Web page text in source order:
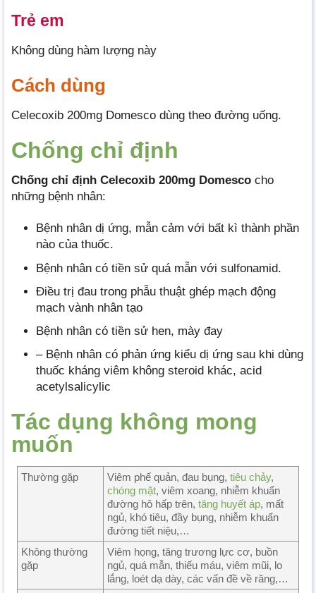
Trẻ em
Không dùng hàm lượng này
Cách dùng
Celecoxib 200mg Domesco dùng theo đường uống.
Chống chỉ định
Chống chỉ định Celecoxib 200mg Domesco cho
những bệnh nhân:
Bệnh nhân dị ứng, mẫn cảm với bất kì thành phần
nào của thuốc.
Bệnh nhân có tiền sử quá mẫn với sulfonamid.
Điều trị đau trong phẫu thuật ghép mạch động
mạch vành nhân tạo
Bệnh nhân có tiền sử hen, mày đay
– Bệnh nhân có phản ứng kiểu dị ứng sau khi dùng
thuốc kháng viêm không steroid khác, acid
acetylsalicylic
Tác dụng không mong
muốn
Thường gặp Viêm phế quản, đau bụng, tiêu chảy,
chóng mặt, viêm xoang, nhiễm khuẩn
đường hô hấp trên, tăng huyết áp, mất
ngủ, khó tiêu, đầy bụng, nhiễm khuẩn
đường tiết niệu,…
Không thường
gặp
Viêm họng, tăng trương lực cơ, buồn
ngủ, quá mẫn, thiếu máu, viêm mũi, lo
lắng, loét dạ dày, các vấn đề về răng,…